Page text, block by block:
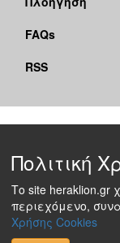
FAQs
RSS
Πολιτική
Το site heraklion.gr
περιεχόμενο,
Χρήσης Cookies